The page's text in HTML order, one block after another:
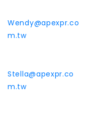
Wendy@apexpr.co
m.tw
Stella@apexpr.co
m.tw